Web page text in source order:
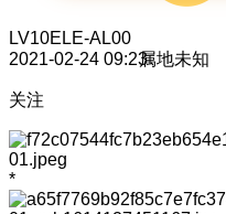
LV10ELE-AL00
2021-02-24 09:23属地未知
关注
*